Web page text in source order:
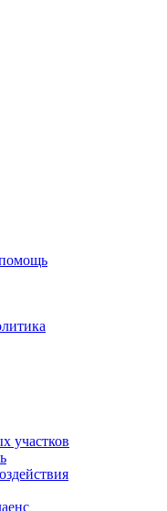
участков